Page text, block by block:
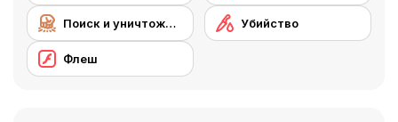
Поиск и уничтожение Убийство
Флеш